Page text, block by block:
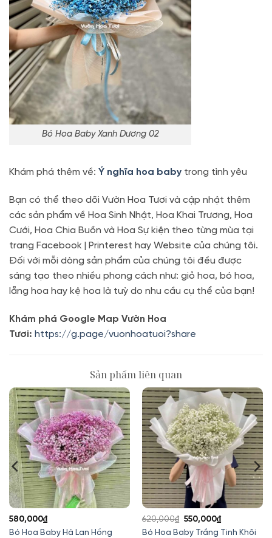
Bó Hoa Baby Xanh Dương 02
Khám phá thêm về: Ý nghĩa hoa baby trong tình yêu
Bạn có thể theo dõi Vườn Hoa Tươi và cập nhật thêm
các sản phẩm về Hoa Sinh Nhật, Hoa Khai Trương, Hoa
Cưới, Hoa Chia Buồn và Hoa Sự kiện theo từng mùa tại
trang Facebook | Printerest hay Website của chúng tôi.
Đối với mỗi dòng sản phẩm của chúng tôi đều được
sáng tạo theo nhiều phong cách như: giỏ hoa, bó hoa,
lẵng hoa hay kệ hoa là tuỳ do nhu cầu cụ thể của bạn!
Khám phá Google Map Vườn Hoa
Tươi: https://g.page/vuonhoatuoi?share
Sản phẩm liên quan
Bó Hoa Baby Hà Lan Hồng
580,000₫
Bó Hoa Baby Trắng Tinh Khôi
620,000₫ Giá
gốc
550,000₫Giá
hiện